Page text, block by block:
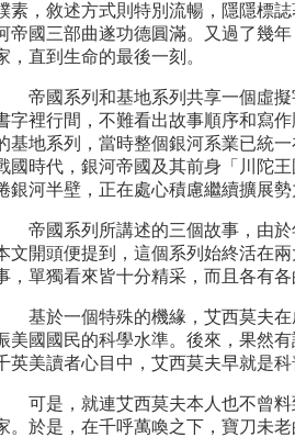
素，敘述方式則特別流暢，隱隱標
帝國三部曲遂功德圓滿。又過了幾
，直到生命的最後一刻。
帝國系列和基地系列共享一個虛擬
字裡行間，不難看出故事順序和寫
基地系列，當時整個銀河系業已統
國時代，銀河帝國及其前身「川陀
銀河半壁，正在處心積慮繼續擴展
帝國系列所講述的三個故事，由於
文開頭便提到，這個系列始終活在
，單獨看來皆十分精采，而且各有
基於一個特殊的機緣，艾西莫夫在
美國國民的科學水準。後來，果然
英美讀者心目中，艾西莫夫早就是
可是，就連艾西莫夫本人也不曾料
。於是，在千呼萬喚之下，寶刀未